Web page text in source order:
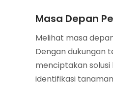
Masa Depan
Melihat masa
Dengan dukungan
menciptakan
identifikasi